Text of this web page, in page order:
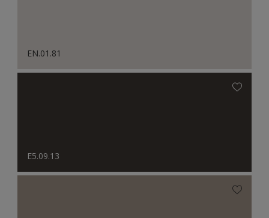
EN.01.81
E5.09.13